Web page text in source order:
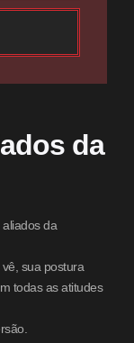
da
da
sua postura
todas as atitudes